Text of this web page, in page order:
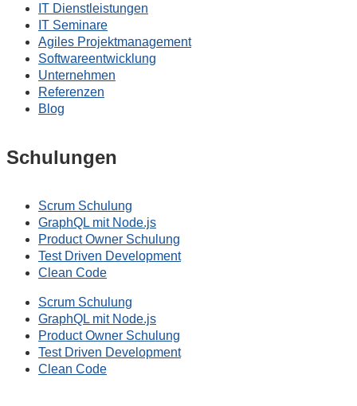
IT Dienstleistungen
IT Seminare
Agiles Projektmanagement
Softwareentwicklung
Unternehmen
Referenzen
Blog
Schulungen
Scrum Schulung
GraphQL mit Node.js
Product Owner Schulung
Test Driven Development
Clean Code
Scrum Schulung
GraphQL mit Node.js
Product Owner Schulung
Test Driven Development
Clean Code